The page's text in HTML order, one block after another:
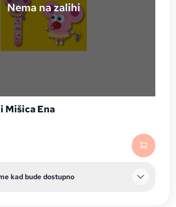
Nema na zalihi
Mišica Ena
kad bude dostupno